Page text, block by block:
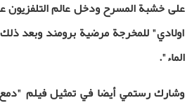
اولادي" للمخرجة مرضية برومند وبعد
الماء".
وشارك رستمي أيضا في تمثيل فيلم